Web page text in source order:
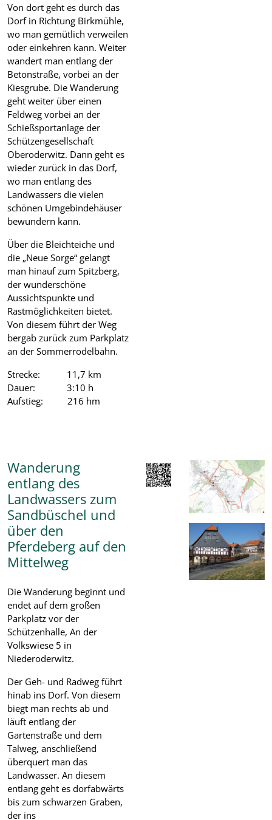
Von dort geht es durch das
Dorf in Richtung Birkmühle,
wo man gemütlich verweilen
oder einkehren kann. Weiter
wandert man entlang der
Betonstraße, vorbei an der
Kiesgrube. Die Wanderung
geht weiter über einen
Feldweg vorbei an der
Schießsportanlage der
Schützengesellschaft
Oberoderwitz. Dann geht es
wieder zurück in das Dorf,
wo man entlang des
Landwassers die vielen
schönen Umgebindehäuser
bewundern kann.
Über die Bleichteiche und
die „Neue Sorge“ gelangt
man hinauf zum Spitzberg,
der wunderschöne
Aussichtspunkte und
Rastmöglichkeiten bietet.
Von diesem führt der Weg
bergab zurück zum Parkplatz
an der Sommerrodelbahn.
Strecke: 11,7 km
Dauer: 3:10 h
Aufstieg: 216 hm
Wanderung
entlang des
Landwassers zum
Sandbüschel und
über den
Pferdeberg auf den
Mittelweg
Die Wanderung beginnt und
endet auf dem großen
Parkplatz vor der
Schützenhalle, An der
Volkswiese 5 in
Niederoderwitz.
Der Geh- und Radweg führt
hinab ins Dorf. Von diesem
biegt man rechts ab und
läuft entlang der
Gartenstraße und dem
Talweg, anschließend
überquert man das
Landwasser. An diesem
entlang geht es dorfabwärts
bis zum schwarzen Graben,
der ins